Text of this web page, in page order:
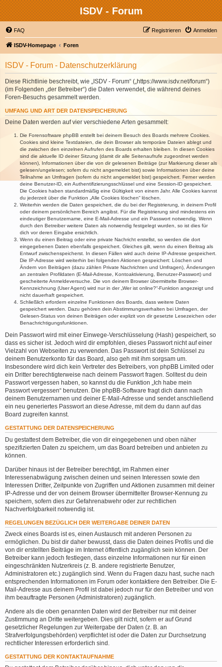
ISDV - Forum
FAQ Anmelden
Registrieren
ISDV-Homepage Foren
ISDV - Forum - Datenschutzerklärung
Diese Richtlinie beschreibt, wie „ISDV - Forum“ („https://www.isdv.net/forum“)
(im Folgenden „der Betreiber“) die Daten verwendet, die während deines
Foren-Besuchs gesammelt werden.
UMFANG UND ART DER DATENSPEICHERUNG
Deine Daten werden auf vier verschiedene Arten gesammelt:
Die Forensoftware phpBB erstellt bei deinem Besuch des Boards mehrere Cookies.
Cookies sind kleine Textdateien, die dein Browser als temporäre Dateien ablegt und
die zwischen den einzelnen Aufrufen des Boards erhalten bleiben. In diesen Cookies
sind die aktuelle ID deiner Sitzung (damit dir alle Seitenaufrufe zugeordnet werden
können), Informationen über die von dir gelesenen Beiträge (zur Markierung dieser als
gelesen/ungelesen; sofern du nicht angemeldet bist) sowie Informationen über deine
Teilnahme an Umfragen (sofern du nicht angemeldet bist) gespeichert. Ferner werden
deine Benutzer-ID, ein Authentifizierungsschlüssel und eine Session-ID gespeichert.
Die Cookies haben standardmäßig eine Gültigkeit von einem Jahr. Alle Cookies kannst
du jederzeit über die Funktion „Alle Cookies löschen“ löschen.
Weiterhin werden die Daten gespeichert, die du bei der Registrierung, in deinem Profil
oder deinem persönlichem Bereich angibst. Für die Registrierung sind mindestens ein
eindeutiger Benutzername, eine E-Mail-Adresse und ein Passwort notwendig. Wenn
durch den Betreiber weitere Daten als notwendig festgelegt wurden, so ist dies für
dich vor deren Eingabe ersichtlich.
Wenn du einen Beitrag oder eine private Nachricht erstellst, so werden die dort
eingegebenen Daten ebenfalls gespeichert. Gleiches gilt, wenn du einen Beitrag als
Entwurf zwischenspeicherst. In diesen Fällen wird auch deine IP-Adresse gespeichert.
Die IP-Adresse wird weiterhin bei folgenden Aktionen gespeichert: Löschen und
Ändern von Beiträgen (dazu zählen Private Nachrichten und Umfragen), Änderungen
an zentralen Profildaten (E-Mail-Adresse, Kontoaktivierung, Benutzer-Passwort) und
gescheiterte Anmeldeversuche. Die von deinem Browser übermittelte Browser-
Kennzeichnung (User Agent) wird nur in der „Wer ist online?“-Funktion angezeigt und
nicht dauerhaft gespeichert.
Schließlich erfordern einzelne Funktionen des Boards, dass weitere Daten
gespeichert werden. Dazu gehören dein Abstimmungsverhalten bei Umfragen, der
Gelesen-Status von deinen Beiträgen oder explizit von dir gesetzte Lesezeichen oder
Benachrichtigungsfunktionen.
Dein Passwort wird mit einer Einwege-Verschlüsselung (Hash) gespeichert, so
dass es sicher ist. Jedoch wird dir empfohlen, dieses Passwort nicht auf einer
Vielzahl von Webseiten zu verwenden. Das Passwort ist dein Schlüssel zu
deinem Benutzerkonto für das Board, also geh mit ihm sorgsam um.
Insbesondere wird dich kein Vertreter des Betreibers, von phpBB Limited oder
ein Dritter berechtigterweise nach deinem Passwort fragen. Solltest du dein
Passwort vergessen haben, so kannst du die Funktion „Ich habe mein
Passwort vergessen“ benutzen. Die phpBB-Software fragt dich dann nach
deinem Benutzernamen und deiner E-Mail-Adresse und sendet anschließend
ein neu generiertes Passwort an diese Adresse, mit dem du dann auf das
Board zugreifen kannst.
GESTATTUNG DER DATENSPEICHERUNG
Du gestattest dem Betreiber, die von dir eingegebenen und oben näher
spezifizierten Daten zu speichern, um das Board betreiben und anbieten zu
können.
Darüber hinaus ist der Betreiber berechtigt, im Rahmen einer
Interessenabwägung zwischen deinen und seinen Interessen sowie den
Interessen Dritter, Zeitpunkte von Zugriffen und Aktionen zusammen mit deiner
IP-Adresse und der von deinem Browser übermittelter Browser-Kennung zu
speichern, sofern dies zur Gefahrenabwehr oder zur rechtlichen
Nachverfolgbarkeit notwendig ist.
REGELUNGEN BEZÜGLICH DER WEITERGABE DEINER DATEN
Zweck eines Boards ist es, einen Austausch mit anderen Personen zu
ermöglichen. Du bist dir daher bewusst, dass die Daten deines Profils und die
von dir erstellten Beiträge im Internet öffentlich zugänglich sein können. Der
Betreiber kann jedoch festlegen, dass einzelne Informationen nur für einen
eingeschränkten Nutzerkreis (z. B. andere registrierte Benutzer,
Administratoren etc.) zugänglich sind. Wenn du Fragen dazu hast, suche nach
entsprechenden Informationen im Forum oder kontaktiere den Betreiber. Die E-
Mail-Adresse aus deinem Profil ist dabei jedoch nur für den Betreiber und von
ihm beauftragte Personen (Administratoren) zugänglich.
Andere als die oben genannten Daten wird der Betreiber nur mit deiner
Zustimmung an Dritte weitergeben. Dies gilt nicht, sofern er auf Grund
gesetzlicher Regelungen zur Weitergabe der Daten (z. B. an
Strafverfolgungsbehörden) verpflichtet ist oder die Daten zur Durchsetzung
rechtlicher Interessen erforderlich sind.
GESTATTUNG DER KONTAKTAUFNAHME